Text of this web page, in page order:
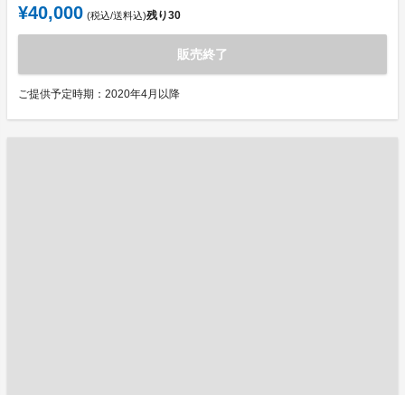
¥40,000 (税込/送料込)残り30
販売終了
ご提供予定時期：2020年4月以降